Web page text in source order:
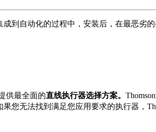
到自动化的过程中，安装后，在最恶劣的
供最全面的直线执行器选择方案。
果您无法找到满足您应用要求的执行器，